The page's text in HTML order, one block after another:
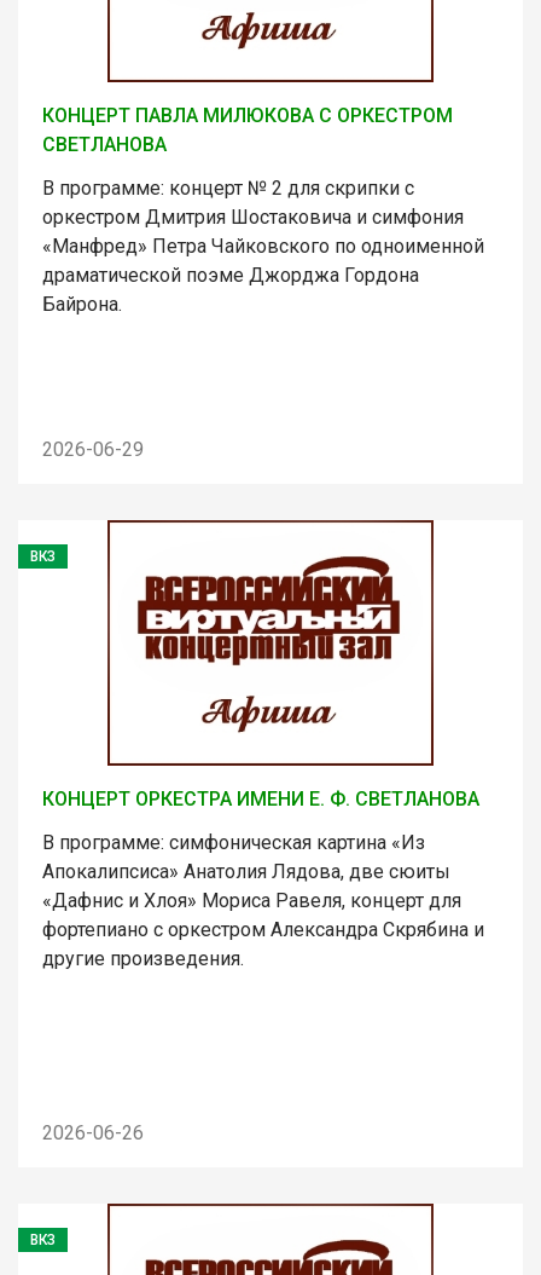
КОНЦЕРТ ПАВЛА МИЛЮКОВА С ОРКЕСТРОМ
СВЕТЛАНОВА
В программе: концерт № 2 для скрипки с
оркестром Дмитрия Шостаковича и симфония
«Манфред» Петра Чайковского по одноименной
драматической поэме Джорджа Гордона
Байрона.
2026-06-29
ВКЗ
КОНЦЕРТ ОРКЕСТРА ИМЕНИ Е. Ф. СВЕТЛАНОВА
В программе: симфоническая картина «Из
Апокалипсиса» Анатолия Лядова, две сюиты
«Дафнис и Хлоя» Мориса Равеля, концерт для
фортепиано с оркестром Александра Скрябина и
другие произведения.
2026-06-26
ВКЗ